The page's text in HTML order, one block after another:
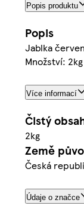
Popis produktu
Popis
Jablka
Množství: 2kg
Více informací
Čistý
2kg
Země
Česká
Údaje o značce